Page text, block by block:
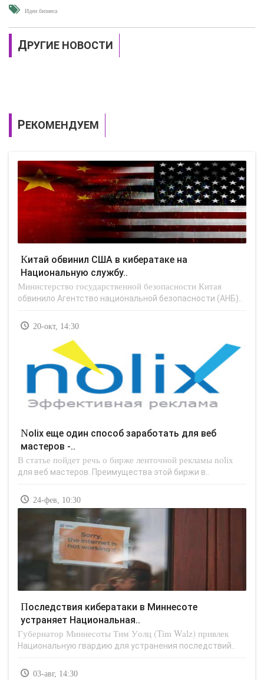
Идеи бизнеса
ДРУГИЕ НОВОСТИ
РЕКОМЕНДУЕМ
Китай обвинил США в кибератаке на
Национальную службу..
Министерство государственной безопасности Китая
обвинило Агентство национальной безопасности (АНБ)..
20-окт, 14:30
Nolix еще один способ заработать для веб
мастеров -..
В статье пойдет речь о бирже ленточной рекламы nolix
для веб мастеров. Преимущества этой биржи в..
24-фев, 10:30
Последствия кибератаки в Миннесоте
устраняет Национальная..
Губернатор Миннесоты Тим Уолц (Tim Walz) привлек
Национальную гвардию для устранения последствий..
03-авг, 14:30